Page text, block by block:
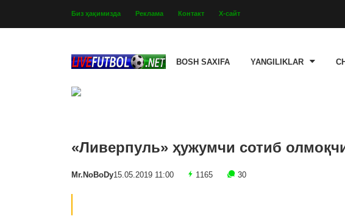
Биз ҳақимизда Реклама Контакт Х-сайт
BOSH SAXIFA YANGILIKLAR
«Ливерпуль» ҳужумчи сотиб
Mr.NoBoDy15.05.2019 11:00 1165 30